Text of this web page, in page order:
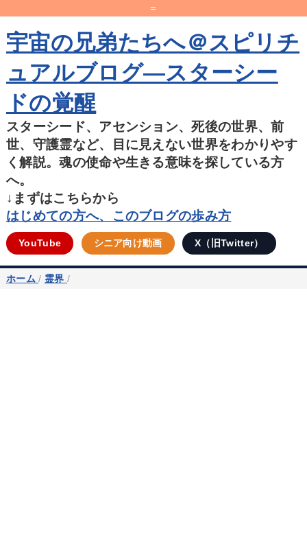
=
宇宙の兄弟たちへ＠スピリチ
ュアルブログ―スターシー
ドの覚醒
スターシード、アセンション、死後の世界、前
世、守護霊など、目に見えない世界をわかりやす
く解説。魂の使命や生きる意味を探している方
へ。
↓まずはこちらから
はじめての方へ、このブログの歩み方
YouTube シニア向け動画 X（旧Twitter）
ホーム / 霊界 /